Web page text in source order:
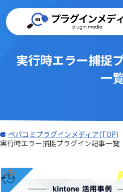
実行時エラー捕捉
一
ペパコミプラグインメディア(TOP)
実行時エラー捕捉プラグイン記事一覧